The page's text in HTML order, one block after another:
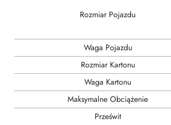
Rozmiar Pojazdu
Waga Pojazdu
Rozmiar Kartonu
Waga Kartonu
Maksymalne Obciążenie
Prześwit